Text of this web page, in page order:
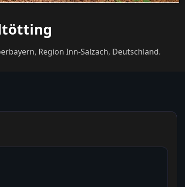
Region Inn-Salzach, Deutschland.